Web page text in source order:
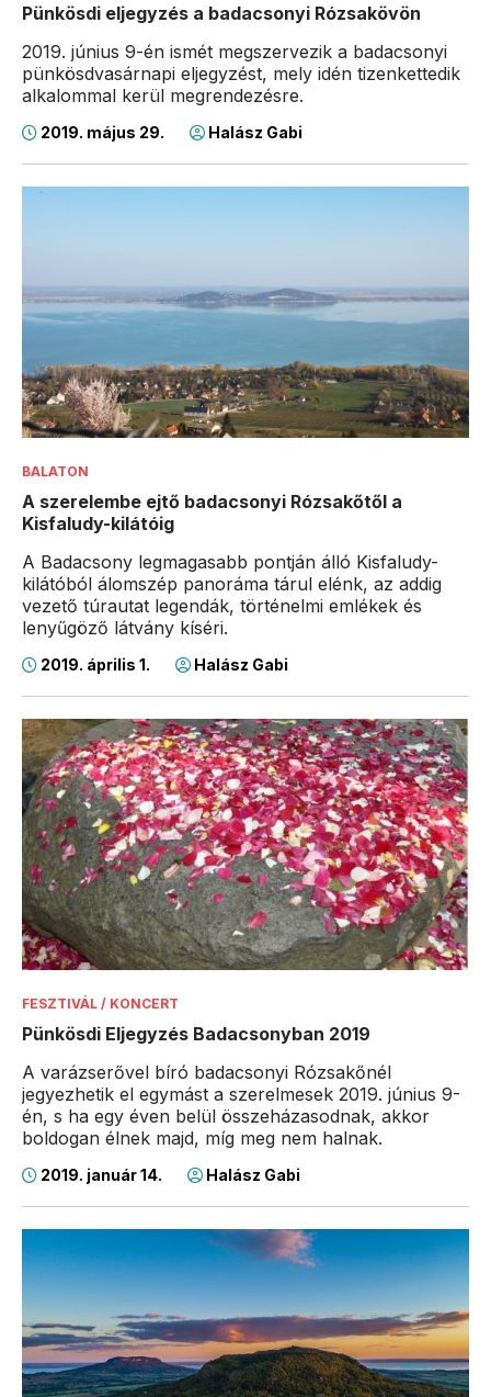
Pünkösdi eljegyzés a badacsonyi Rózsakövön
2019. június 9-én ismét megszervezik a badacsonyi
pünkösdvasárnapi eljegyzést, mely idén tizenkettedik
alkalommal kerül megrendezésre.
2019. május 29. Halász Gabi
BALATON
A szerelembe ejtő badacsonyi Rózsakőtől a
Kisfaludy-kilátóig
A Badacsony legmagasabb pontján álló Kisfaludy-
kilátóból álomszép panoráma tárul elénk, az addig
vezető túrautat legendák, történelmi emlékek és
lenyűgöző látvány kíséri.
2019. április 1. Halász Gabi
FESZTIVÁL / KONCERT
Pünkösdi Eljegyzés Badacsonyban 2019
A varázserővel bíró badacsonyi Rózsakőnél
jegyezhetik el egymást a szerelmesek 2019. június 9-
én, s ha egy éven belül összeházasodnak, akkor
boldogan élnek majd, míg meg nem halnak.
2019. január 14. Halász Gabi